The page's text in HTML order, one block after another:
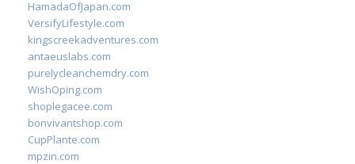
HamadaOfJapan.com
VersifyLifestyle.com
kingscreekadventures.com
antaeuslabs.com
purelycleanchemdry.com
WishOping.com
shoplegacee.com
bonvivantshop.com
CupPlante.com
mpzin.com